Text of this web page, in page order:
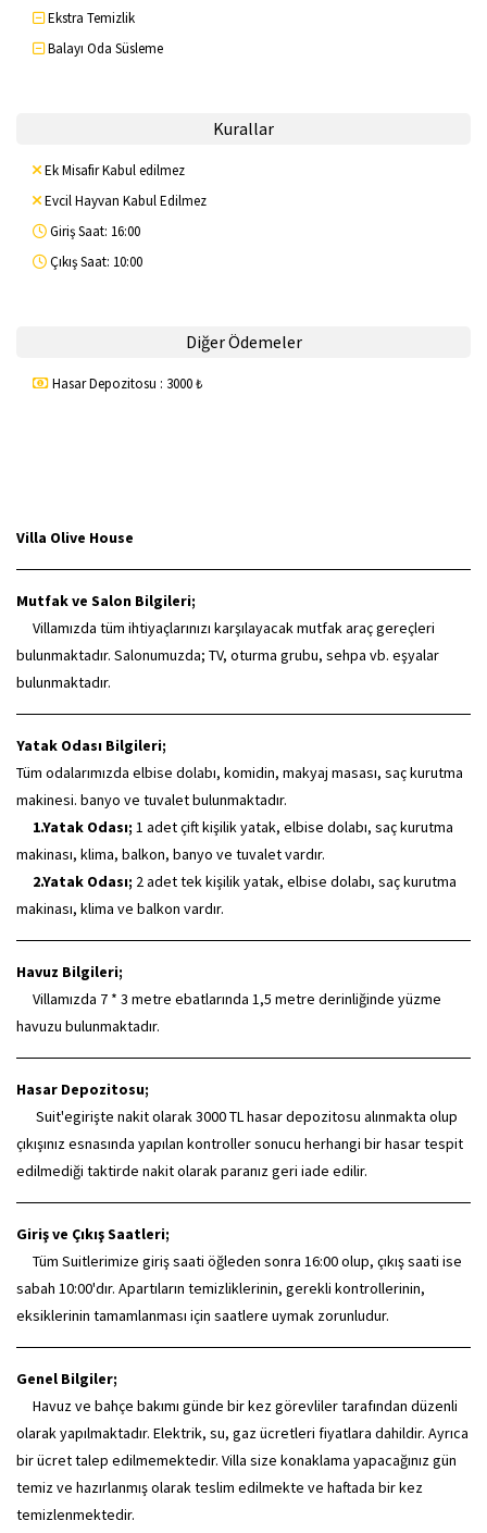
Ekstra Temizlik
Balayı Oda Süsleme
Kurallar
Ek Misafir Kabul edilmez
Evcil Hayvan Kabul Edilmez
Giriş Saat: 16:00
Çıkış Saat: 10:00
Diğer Ödemeler
Hasar Depozitosu : 3000 ₺
Villa Olive House
Mutfak ve Salon Bilgileri;
Villamızda tüm ihtiyaçlarınızı karşılayacak mutfak araç gereçleri
bulunmaktadır. Salonumuzda; TV, oturma grubu, sehpa vb. eşyalar
bulunmaktadır.
Yatak Odası Bilgileri;
Tüm odalarımızda elbise dolabı, komidin, makyaj masası, saç kurutma
makinesi. banyo ve tuvalet bulunmaktadır.
1.Yatak Odası; 1 adet çift kişilik yatak, elbise dolabı, saç kurutma
makinası, klima, balkon, banyo ve tuvalet vardır.
2.Yatak Odası; 2 adet tek kişilik yatak, elbise dolabı, saç kurutma
makinası, klima ve balkon vardır.
Havuz Bilgileri;
Villamızda 7 * 3 metre ebatlarında 1,5 metre derinliğinde yüzme
havuzu bulunmaktadır.
Hasar Depozitosu;
Suit'egirişte nakit olarak 3000 TL hasar depozitosu alınmakta olup
çıkışınız esnasında yapılan kontroller sonucu herhangi bir hasar tespit
edilmediği taktirde nakit olarak paranız geri iade edilir.
Giriş ve Çıkış Saatleri;
Tüm Suitlerimize giriş saati öğleden sonra 16:00 olup, çıkış saati ise
sabah 10:00'dır. Apartıların temizliklerinin, gerekli kontrollerinin,
eksiklerinin tamamlanması için saatlere uymak zorunludur.
Genel Bilgiler;
Havuz ve bahçe bakımı günde bir kez görevliler tarafından düzenli
olarak yapılmaktadır. Elektrik, su, gaz ücretleri fiyatlara dahildir. Ayrıca
bir ücret talep edilmemektedir. Villa size konaklama yapacağınız gün
temiz ve hazırlanmış olarak teslim edilmekte ve haftada bir kez
temizlenmektedir.